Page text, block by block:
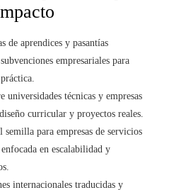
de aprendices y pasantías
empresariales para
universidades técnicas y empresas
curricular y proyectos reales.
semilla para empresas de servicios
en escalabilidad y
internacionales traducidas y